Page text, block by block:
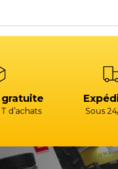
/ Le vendredi de
3)
gratuite
d’achats Sous